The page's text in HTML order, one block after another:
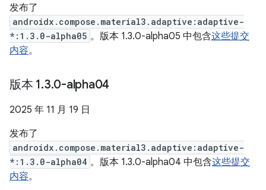
发布了
androidx.compose.material3.adaptive:adaptive-
*:1.3.0-alpha05 。版本 1.3.0-alpha05 中包含这些提交
内容。
版本 1.3.0-alpha04
2025 年 11 月 19 日
发布了
androidx.compose.material3.adaptive:adaptive-
*:1.3.0-alpha04 。版本 1.3.0-alpha04 中包含这些提交
内容。